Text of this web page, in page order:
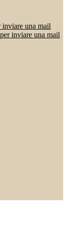
una mail
inviare una mail